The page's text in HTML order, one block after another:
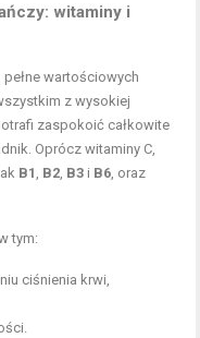
witaminy i
wartościowych
z wysokiej
zaspokoić całkowite
Oprócz witaminy C,
B1 , B2, B3 i B6, oraz
tym:
ciśnienia krwi,